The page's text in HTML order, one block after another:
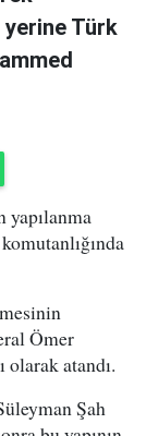
yerine Türk
Ömer
atandı.
Şah